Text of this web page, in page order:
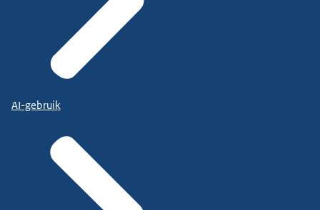
AI-gebruik